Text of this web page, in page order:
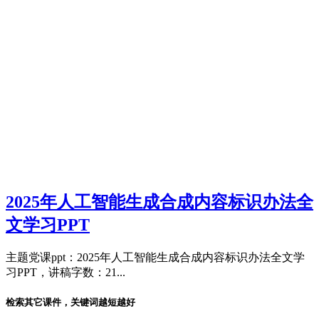
2025年人工智能生成合成内容标识办法全
文学习PPT
主题党课ppt：2025年人工智能生成合成内容标识办法全文学
习PPT，讲稿字数：21...
检索其它课件，关键词越短越好